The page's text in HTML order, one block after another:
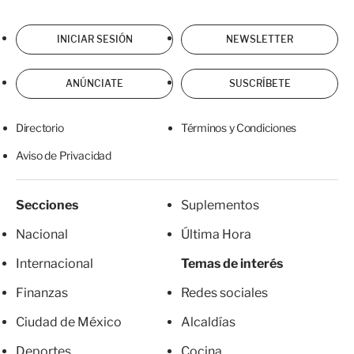
INICIAR SESIÓN NEWSLETTER
ANÚNCIATE SUSCRÍBETE
Directorio Términos y Condiciones
Aviso de Privacidad
Secciones
Nacional
Internacional
Finanzas
Ciudad de México
Deportes
Suplementos
Última Hora
Temas de interés
Redes sociales
Alcaldías
Cocina